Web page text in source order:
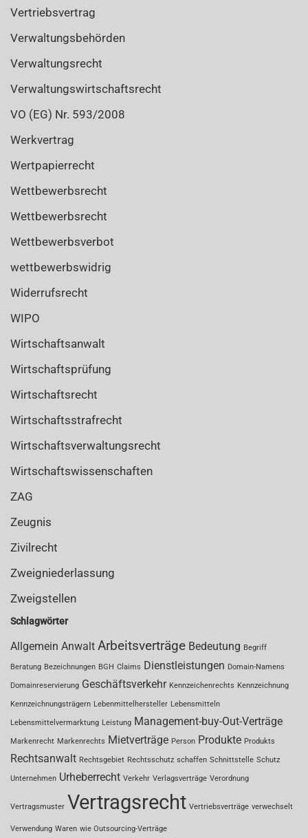
Vertriebsvertrag
Verwaltungsbehörden
Verwaltungsrecht
Verwaltungswirtschaftsrecht
VO (EG) Nr. 593/2008
Werkvertrag
Wertpapierrecht
Wettbewerbsrecht
Wettbewerbsrecht
Wettbewerbsverbot
wettbewerbswidrig
Widerrufsrecht
WIPO
Wirtschaftsanwalt
Wirtschaftsprüfung
Wirtschaftsrecht
Wirtschaftsstrafrecht
Wirtschaftsverwaltungsrecht
Wirtschaftswissenschaften
ZAG
Zeugnis
Zivilrecht
Zweigniederlassung
Zweigstellen
Schlagwörter
Allgemein Anwalt Arbeitsverträge Bedeutung Begriff
Beratung Bezeichnungen BGH Claims Dienstleistungen Domain-Namens
Domainreservierung Geschäftsverkehr Kennzeichenrechts Kennzeichnung
Kennzeichnungsträgern Lebenmittelhersteller Lebensmitteln
Lebensmittelvermarktung Leistung Management-buy-Out-Verträge
Markenrecht Markenrechts Mietverträge Person Produkte Produkts
Rechtsanwalt Rechtsgebiet Rechtsschutz schaffen Schnittstelle Schutz
Unternehmen Urheberrecht Verkehr Verlagsverträge Verordnung
Vertragsmuster Vertragsrecht Vertriebsverträge verwechselt
Verwendung Waren wie Outsourcing-Verträge